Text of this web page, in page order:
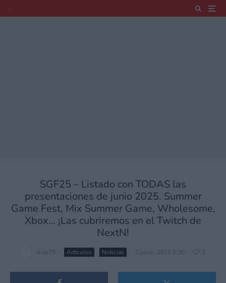
SGF25 – Listado con TODAS las
presentaciones de junio 2025. Summer
Game Fest, Mix Summer Game, Wholesome,
Xbox… ¡Las cubriremos en el Twitch de
NextN!
alias79 Artículos Noticias 2 junio, 2025 9:30 7